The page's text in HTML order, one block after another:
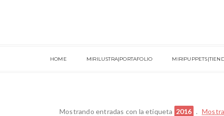
HOME MIRILUSTRA|PORTAFOLIO
Mostrando entradas con la etiqueta 2016 .